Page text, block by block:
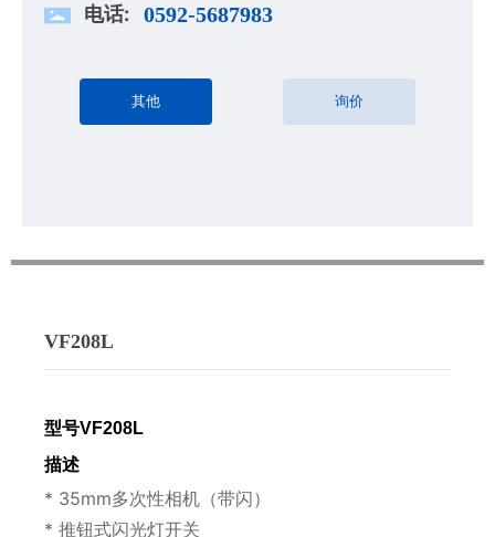
电话: 0592-5687983
其他 询价
VF208L
型号VF208L
描述
* 35mm多次性相机（带闪）
* 推钮式闪光灯开关